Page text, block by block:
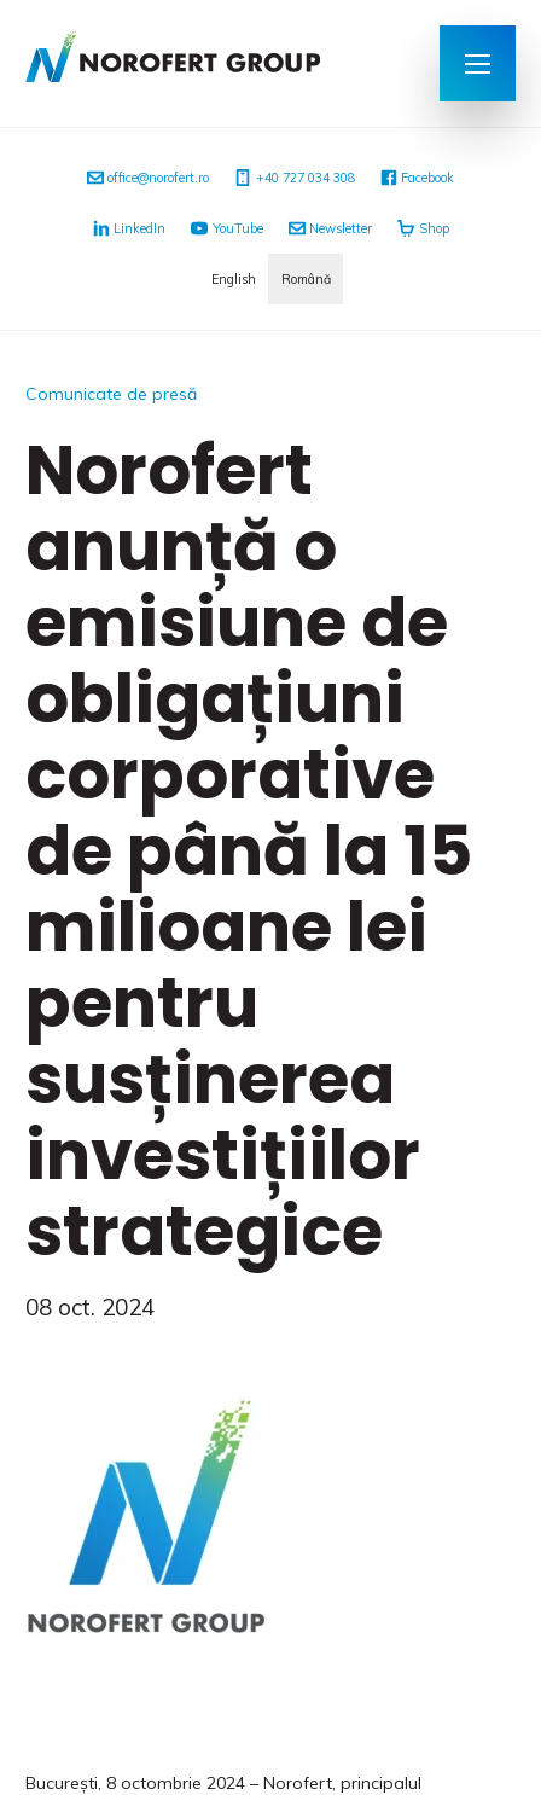
office@norofert.ro ‭+40 727 034 308 Facebook
LinkedIn YouTube Newsletter Shop
English Română
Comunicate de presă
Norofert
anunță o
emisiune de
obligațiuni
corporative
de până la 15
milioane lei
pentru
susținerea
investițiilor
strategice
08 oct. 2024
București, 8 octombrie 2024 – Norofert, principalul